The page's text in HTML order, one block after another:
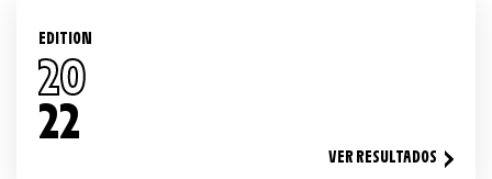
EDITION
20
22
VER RESULTADOS